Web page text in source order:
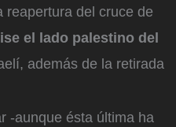
reapertura del cruce de
el lado palestino del
además de la retirada
-aunque ésta última ha